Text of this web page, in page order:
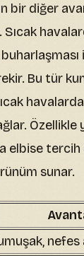
bir diğer
Sıcak
Bu tür
elbise tercih
sunar.